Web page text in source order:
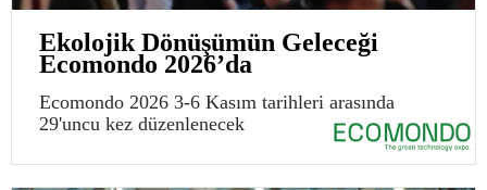
Ekolojik Dönüşümün Geleceği
Ecomondo 2026’da
Ecomondo 2026 3-6 Kasım tarihleri arasında
29'uncu kez düzenlenecek